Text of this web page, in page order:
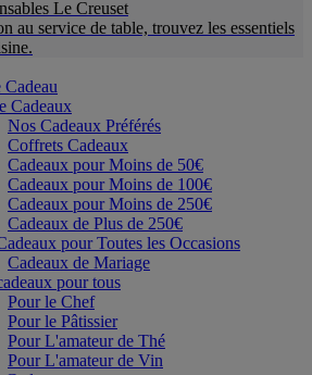
Le Creuset
au service de table, trouvez les essentiels
Cadeau
Cadeaux
Nos Cadeaux Préférés
Coffrets Cadeaux
Cadeaux pour Moins de 50€
Cadeaux pour Moins de 100€
Cadeaux pour Moins de 250€
Cadeaux de Plus de 250€
pour Toutes les Occasions
Cadeaux de Mariage
pour tous
Pour le Chef
Pour le Pâtissier
Pour L'amateur de Thé
Pour L'amateur de Vin